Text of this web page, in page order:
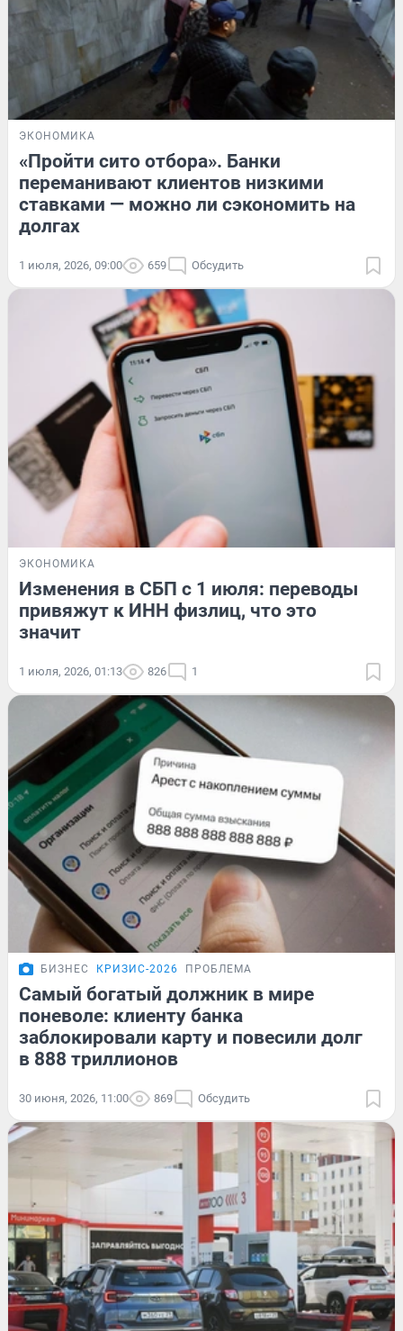
ЭКОНОМИКА
«Пройти сито отбора». Банки
переманивают клиентов низкими
ставками — можно ли сэкономить на
долгах
1 июля, 2026, 09:00 659 Обсудить
ЭКОНОМИКА
Изменения в СБП с 1 июля: переводы
привяжут к ИНН физлиц, что это
значит
1 июля, 2026, 01:13 826 1
БИЗНЕС КРИЗИС-2026 ПРОБЛЕМА
Самый богатый должник в мире
поневоле: клиенту банка
заблокировали карту и повесили долг
в 888 триллионов
30 июня, 2026, 11:00 869 Обсудить